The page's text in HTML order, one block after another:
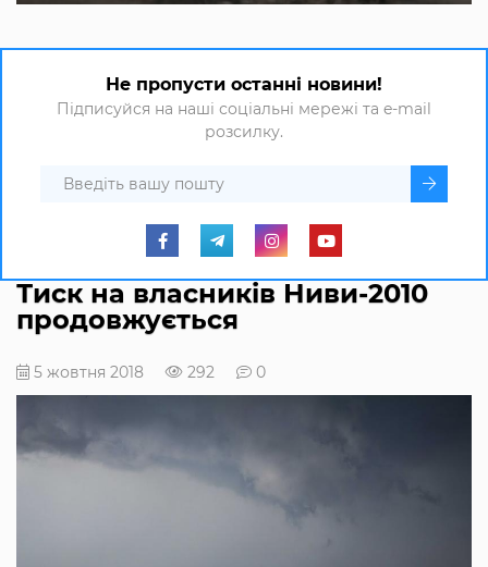
Не пропусти останні новини!
Підписуйся на наші соціальні мережі та e-mail
розсилку.
Тиск на власників Ниви-2010
продовжується
5 жовтня 2018 292 0